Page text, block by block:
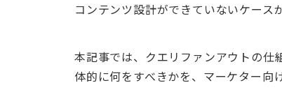
コンテンツ設計ができていないケース
本記事では、クエリファンアウトの仕
体的に何をすべきかを、マーケター向